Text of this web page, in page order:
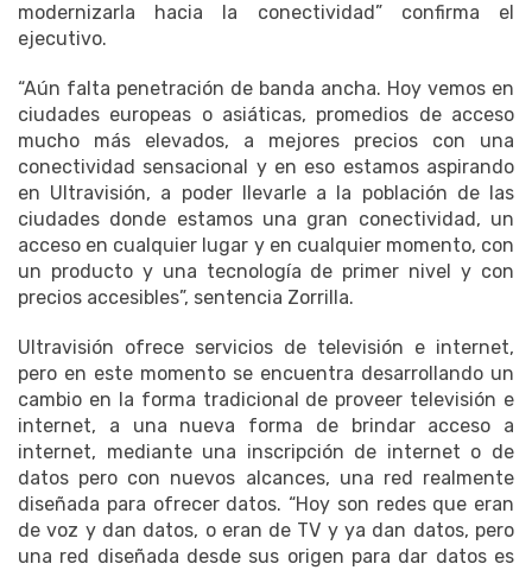
modernizarla hacia la conectividad” confirma el
ejecutivo.
“Aún falta penetración de banda ancha. Hoy vemos en
ciudades europeas o asiáticas, promedios de acceso
mucho más elevados, a mejores precios con una
conectividad sensacional y en eso estamos aspirando
en Ultravisión, a poder llevarle a la población de las
ciudades donde estamos una gran conectividad, un
acceso en cualquier lugar y en cualquier momento, con
un producto y una tecnología de primer nivel y con
precios accesibles”, sentencia Zorrilla.
Ultravisión ofrece servicios de televisión e internet,
pero en este momento se encuentra desarrollando un
cambio en la forma tradicional de proveer televisión e
internet, a una nueva forma de brindar acceso a
internet, mediante una inscripción de internet o de
datos pero con nuevos alcances, una red realmente
diseñada para ofrecer datos. “Hoy son redes que eran
de voz y dan datos, o eran de TV y ya dan datos, pero
una red diseñada desde sus origen para dar datos es